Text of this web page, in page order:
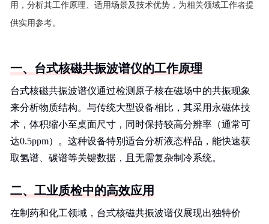
用，分析其工作原理、适用场景及技术优势，为相关领域工作者提
供实用参考。
一、台式核磁共振波谱仪的工作原理
台式核磁共振波谱仪通过检测原子核在磁场中的共振现象
来分析物质结构。与传统大型设备相比，其采用永磁体技
术，体积缩小至桌面尺寸，同时保持较高分辨率（通常可
达0.5ppm）。这种设备特别适合分析液态样品，能快速获
取氢谱、碳谱等关键数据，且无需复杂制冷系统。
二、工业质检中的高效应用
在制药和化工领域，台式核磁共振波谱仪展现出独特价